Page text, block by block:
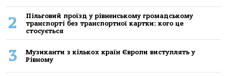
2
Пільговий проїзд у рівненському громадському
транспорті без транспортної картки: кого це
стосується
3
Музиканти з кількох країн Європи виступлять у
Рівному